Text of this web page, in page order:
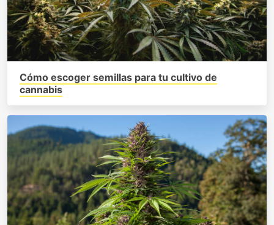
Cómo escoger semillas para tu cultivo de
cannabis